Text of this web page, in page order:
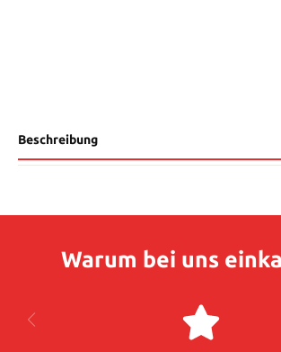
Beschreibung
Warum bei uns